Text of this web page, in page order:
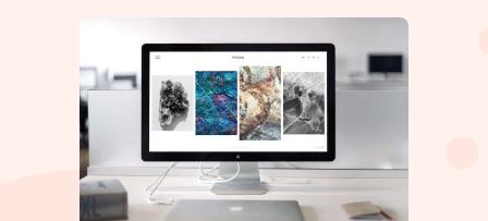
Home

Portfolio

Blog

Diensten

Over mij

Contact